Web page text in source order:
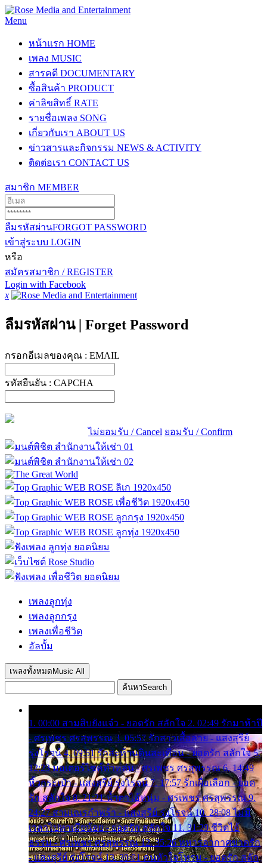
Menu
หน้าแรก HOME
เพลง MUSIC
สารคดี DOCUMENTARY
ซื้อสินค้า PRODUCT
ค่าลิขสิทธิ์ RATE
รายชื่อเพลง SONG
เกี่ยวกับเรา ABOUT US
ข่าวสารและกิจกรรม NEWS & ACTIVITY
ติดต่อเรา CONTACT US
สมาชิก MEMBER
ลืมรหัสผ่านFORGOT PASSWORD
เข้าสู่ระบบ LOGIN
หรือ
สมัครสมาชิก / REGISTER
Login with Facebook
x
ลืมรหัสผ่าน | Forget Password
กรอกอีเมลของคุณ : EMAIL
รหัสยืนยัน : CAPCHA
ไม่ยอมรับ / Cancel ยอมรับ / Confirm
เพลงลูกทุ่ง
เพลงลูกกรุง
เพลงเพื่อชีวิต
อัลบั้ม
เพลงทั้งหมด Music All
ค้นหาSearch
1. 00:00 สามสิบยังแจ๋ว - ยอดรัก สลักใจ 2. 02:49 รักมาห้าปี
- ศรเพชร ศรสุพรรณ 3. 05:57 รักสาวเสื้อลาย - แสงสุรีย์
รุ่งโรจน์ 4. 09:51 รักสะท้านดินสะเทือน - ยอดรัก สลักใจ 5.
12:23 มอเตอร์ไซค์ทำหล่น - ศรเพชร ศรสุพรรณ 6. 14:49
หิ้วกระเป๋า - แสงสุรีย์ รุ่งโรจน์ 7. 17:57 รักเผื่อเลือก - ยอด
รัก สลักใจ 8. 21:21 น้ำตาไอ้หนุ่ม - ศรเพชร ศรสุพรรณ 9.
24:27 สามเณรกำพร้า - แสงสุรีย์ รุ่งโรจน์ 10. 28:08 ไม่มี
เวลาไปหาเมียน้อย - ยอดรัก สลักใจ 11. 31:29 ชีวิตไอ้
ธรรม - ศรเพชร ศรสุพรรณ 12. 35:26 ทหารอากาศขาดรัก
- แสงสุรีย์ รุ่งโรจน์ 13. 39:01 คนหัวใจโทรม - ยอดรัก สลัก